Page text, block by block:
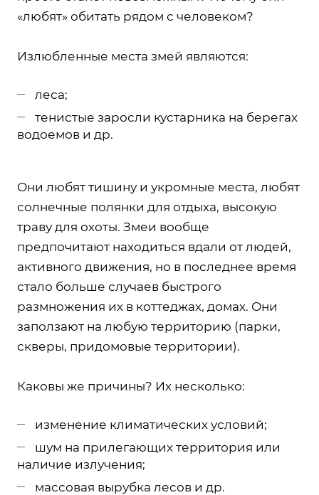
«любят» обитать рядом с человеком?
Излюбленные места змей являются:
леса;
тенистые заросли кустарника на берегах
водоемов и др.
Они любят тишину и укромные места, любят
солнечные полянки для отдыха, высокую
траву для охоты. Змеи вообще
предпочитают находиться вдали от людей,
активного движения, но в последнее время
стало больше случаев быстрого
размножения их в коттеджах, домах. Они
заползают на любую территорию (парки,
скверы, придомовые территории).
Каковы же причины? Их несколько:
изменение климатических условий;
шум на прилегающих территория или
наличие излучения;
массовая вырубка лесов и др.